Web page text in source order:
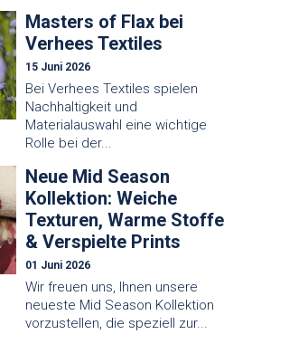
Masters of Flax bei
Verhees Textiles
15 Juni 2026
Bei Verhees Textiles spielen
Nachhaltigkeit und
Materialauswahl eine wichtige
Rolle bei der...
Neue Mid Season
Kollektion: Weiche
Texturen, Warme Stoffe
& Verspielte Prints
01 Juni 2026
Wir freuen uns, Ihnen unsere
neueste Mid Season Kollektion
vorzustellen, die speziell zur...